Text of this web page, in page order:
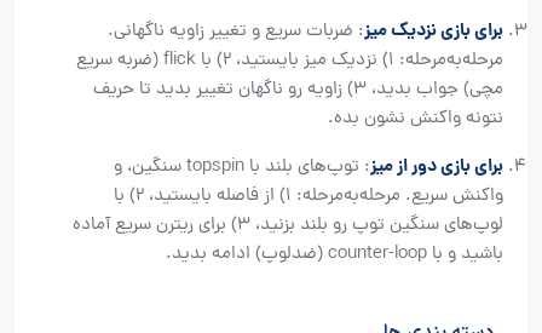
برای بازی نزدیک میز: ضربات سریع و تغییر زاویه ناگهانی.
مرحله‌به‌مرحله: ۱) نزدیک میز بایستید، ۲) با flick (ضربه سریع
مچی) جواب بدید، ۳) زاویه رو ناگهان تغییر بدید تا حریف
نتونه واکنش نشون بده.
برای بازی دور از میز
: توپ‌های بلند با topspin سنگین، و
واکنش سریع. مرحله‌به‌مرحله: ۱) از فاصله بایستید، ۲) با
لوپ‌های سنگین توپ رو بلند بزنید، ۳) برای ریترن سریع آماده
باشید و با counter-loop (ضدلوپ) ادامه بدید.